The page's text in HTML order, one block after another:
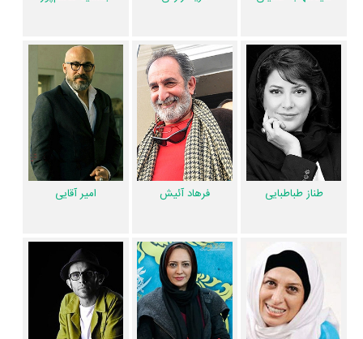
فرهاد آئیش مائده طهماسبی
بابک
عوامل تولید و بازیگران هیس! دخترها فریاد نمی زنند در اینستاگرام نیز فعال
هستند و مجموع میزان فالوئرهای اینستاگرام 21 نفر از این هنرمندان به بیش از
7،813،806 نفر می‌رسد.
ارزیابی و تحلیل فیلم هیس! دخترها فریاد نمی زنند
مخاطبان بعد از تماشای فیلم هیس! دخترها فریاد نمی زنند به ارزیابی اثر در
معقدند فیلم هیس! دخترها فریاد نمی زنند ارزش یک بار دیدن را دارد.
مخاطبان عقیده دارند فیلم هیس! دخترها فریاد نمی زنند از لحاظ فنی باکیفیت
طناز طباطبایی فرهاد آئیش امیر آقایی